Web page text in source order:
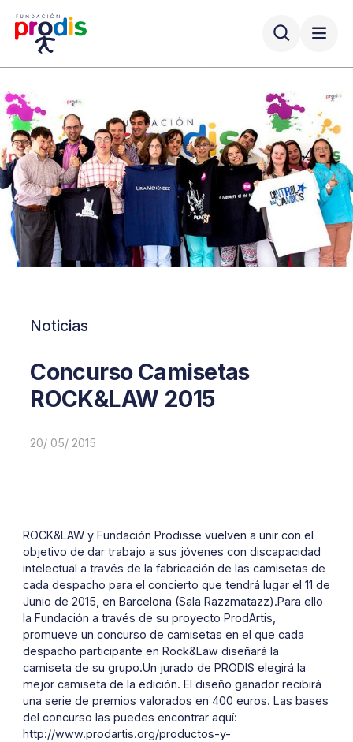
Noticias
Concurso Camisetas
ROCK&LAW 2015
20/ 05/ 2015
ROCK&LAW y Fundación Prodisse vuelven a unir con el
objetivo de dar trabajo a sus jóvenes con discapacidad
intelectual a través de la fabricación de las camisetas de
cada despacho para el concierto que tendrá lugar el 11 de
Junio de 2015, en Barcelona (Sala Razzmatazz).Para ello
la Fundación a través de su proyecto ProdArtis,
promueve un concurso de camisetas en el que cada
despacho participante en Rock&Law diseñará la
camiseta de su grupo.Un jurado de PRODIS elegirá la
mejor camiseta de la edición. El diseño ganador recibirá
una serie de premios valorados en 400 euros. Las bases
del concurso las puedes encontrar aquí:
http://www.prodartis.org/productos-y-